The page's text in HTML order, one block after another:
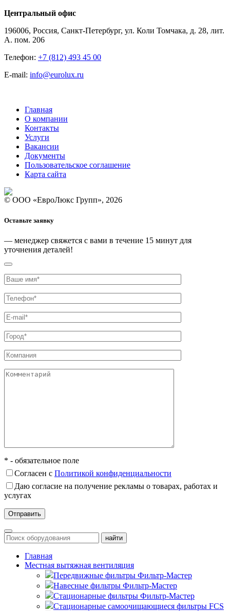
Центральный офис
196006, Россия, Санкт-Петербург, ул. Коли Томчака, д. 28, лит.
А. пом. 206
Телефон: +7 (812) 493 45 00
E-mail: info@eurolux.ru
Главная
О компании
Контакты
Услуги
Вакансии
Документы
Пользовательское соглашение
Карта сайта
© ООО «ЕвроЛюкс Групп», 2026
Оставьте заявку
— менеджер свяжется с вами в течение 15 минут для
уточнения деталей!
* - обязательное поле
Согласен с Политикой конфиденциальности
Даю согласие на получение рекламы о товарах, работах и
услугах
Главная
Местная вытяжная вентиляция
Передвижные
Навесные
Стационарные
Стационарные самоочищающиеся
FCS